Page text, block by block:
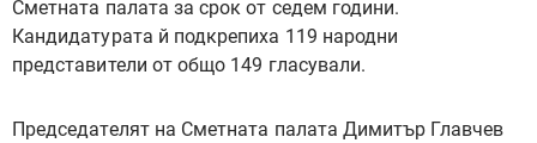
Сметната палата за срок от седем години.
Кандидатурата й подкрепиха 119 народни
представители от общо 149 гласували.
Председателят на Сметната палата Димитър Главчев